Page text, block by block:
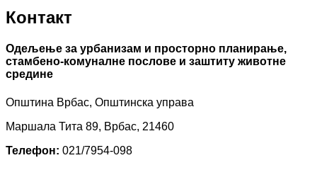
Контакт
Одељење за урбанизам и просторно планирање,
стамбено-комуналне послове и заштиту животне
средине
Општина Врбас, Општинска управа
Маршала Тита 89, Врбас, 21460
Телефон: 021/7954-098